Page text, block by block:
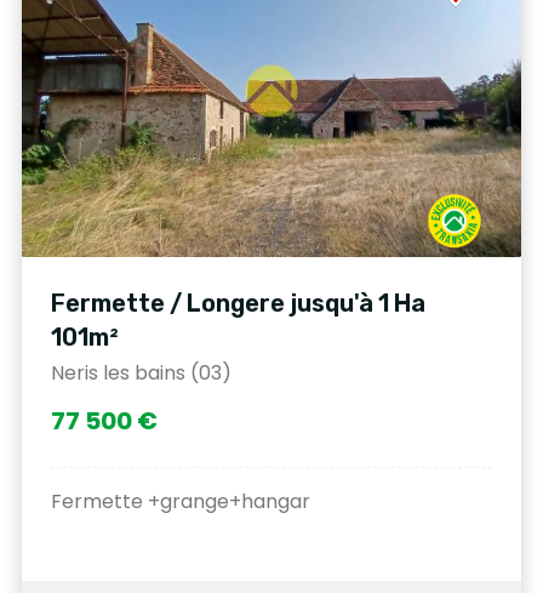
Fermette / Longere jusqu'à 1 Ha
101m²
Neris les bains (03)
77 500 €
Fermette +grange+hangar